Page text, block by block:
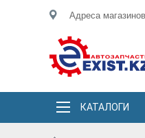
Адреса магазинов
КАТАЛОГИ